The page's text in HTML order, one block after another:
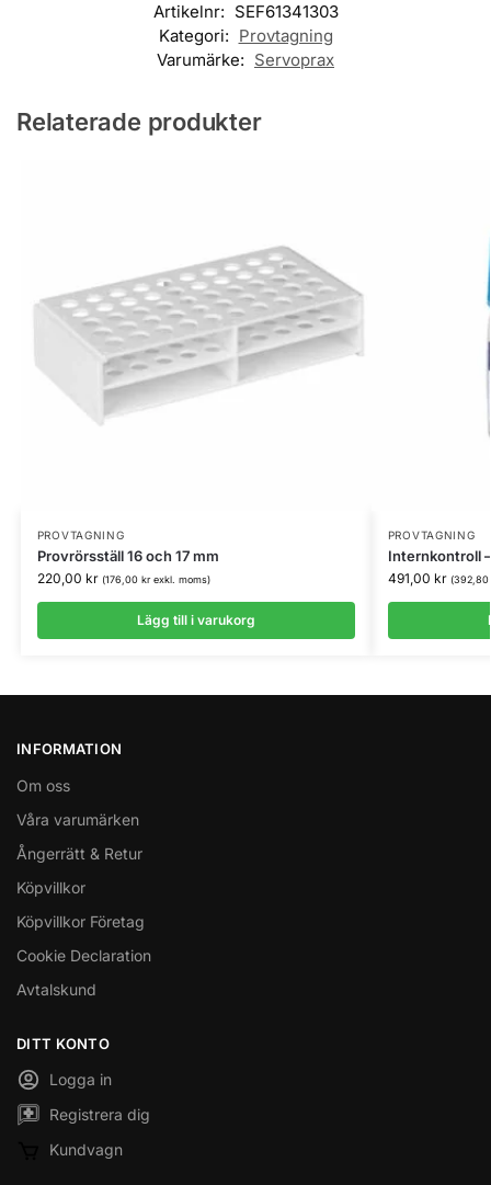
Artikelnr: SEF61341303
Kategori: Provtagning
Varumärke: Servoprax
Relaterade produkter
PROVTAGNING
Provrörsställ 16 och 17 mm
220,00 kr (176,00 krexkl. moms)
Lägg till i varukorg
PROVTAGNING
Internkontroll
491,00 kr (392,80
INFORMATION
Om oss
Våra varumärken
Ångerrätt & Retur
Köpvillkor
Köpvillkor Företag
Cookie Declaration
Avtalskund
DITT KONTO
Logga in
Registrera dig
Kundvagn